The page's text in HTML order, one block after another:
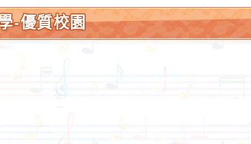
-優質校園